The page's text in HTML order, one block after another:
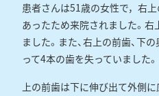
患者さんは51歳の女性で，右
あったため来院されました。
ました。また、右上の前歯、下
って4本の歯を失っていました。
上の前歯は下に伸び出て外側